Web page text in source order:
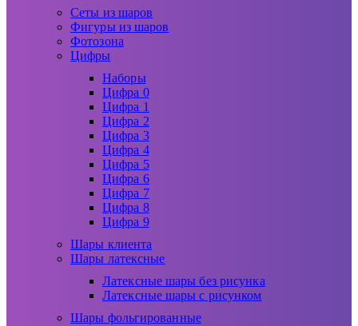
Сеты из шаров
Фигуры из шаров
Фотозона
Цифры
Наборы
Цифра 0
Цифра 1
Цифра 2
Цифра 3
Цифра 4
Цифра 5
Цифра 6
Цифра 7
Цифра 8
Цифра 9
Шары клиента
Шары латексные
Латексные шары без рисунка
Латексные шары с рисунком
Шары фольгированные